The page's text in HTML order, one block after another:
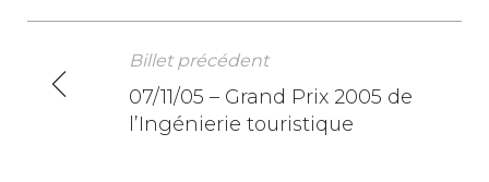
N
Billet précédent
07/11/05 – Grand Prix 2005 de
l’Ingénierie touristique